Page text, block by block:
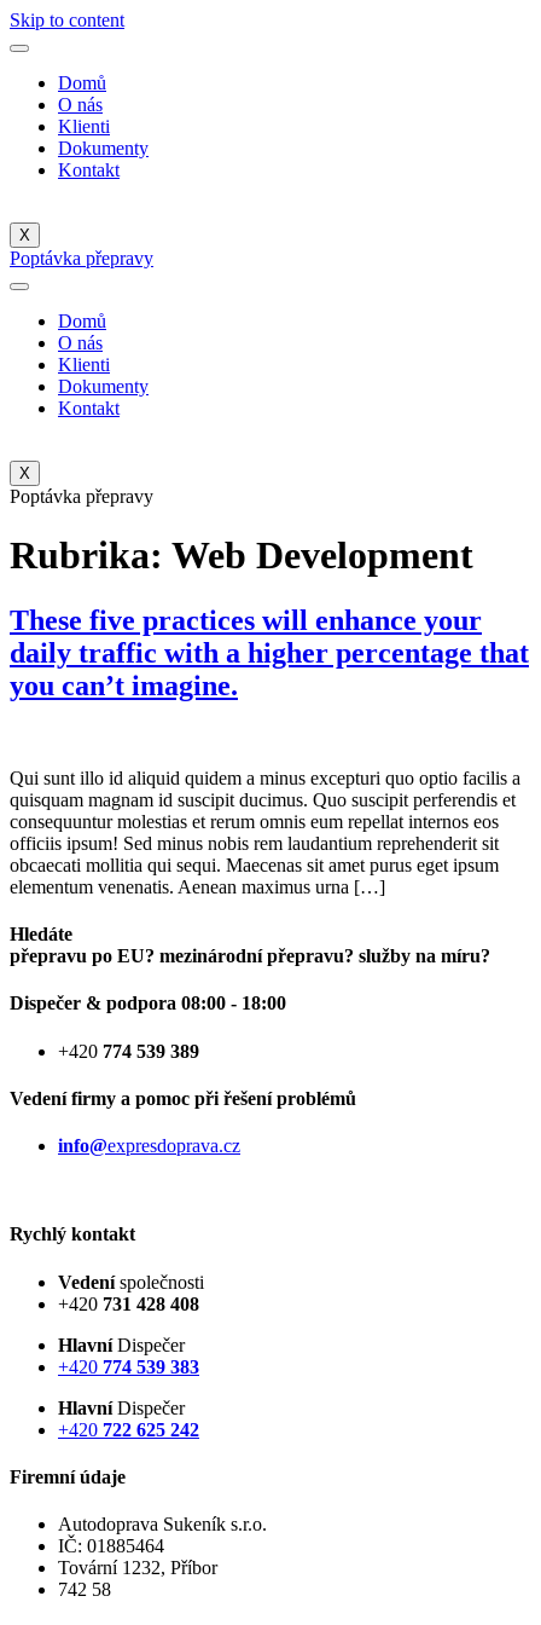
Skip to content
Domů
O nás
Klienti
Dokumenty
Kontakt
X
Poptávka přepravy
Domů
O nás
Klienti
Dokumenty
Kontakt
X
Poptávka přepravy
Rubrika: Web Development
These five practices will enhance your
daily traffic with a higher percentage that
you can’t imagine.
Qui sunt illo id aliquid quidem a minus excepturi quo optio facilis a
quisquam magnam id suscipit ducimus. Quo suscipit perferendis et
consequuntur molestias et rerum omnis eum repellat internos eos
officiis ipsum! Sed minus nobis rem laudantium reprehenderit sit
obcaecati mollitia qui sequi. Maecenas sit amet purus eget ipsum
elementum venenatis. Aenean maximus urna […]
Hledáte
přepravu po EU? mezinárodní přepravu? služby na míru?
Dispečer & podpora 08:00 - 18:00
+420 774 539 389
Vedení firmy a pomoc při řešení problémů
info@expresdoprava.cz
Rychlý kontakt
Vedeníspolečnosti
+420 731 428 408
HlavníDispečer
+420 774 539 383
HlavníDispečer
+420 722 625 242
Firemní údaje
Autodoprava Sukeník s.r.o.
IČ: 01885464
Tovární 1232, Příbor
742 58